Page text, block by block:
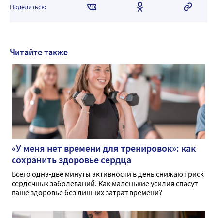
Поделиться:
Читайте также
«У меня нет времени для тренировок»: как
сохранить здоровье сердца
Всего одна-две минуты активности в день снижают риск
сердечных заболеваний. Как маленькие усилия спасут
ваше здоровье без лишних затрат времени?